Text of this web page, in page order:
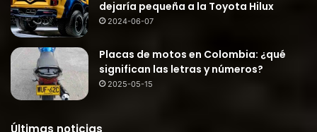
dejaría pequeña a la Toyota Hilux
2024-06-07
Placas de motos en Colombia: ¿qué
significan las letras y números?
2025-05-15
Últimas noticias